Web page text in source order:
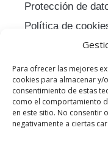
Para ofrecer las mejores
cookies para almacenar y/
consentimiento de estas
como el comportamiento
en este sitio. No consentir
negativamente a ciertas
Protección de
Política de